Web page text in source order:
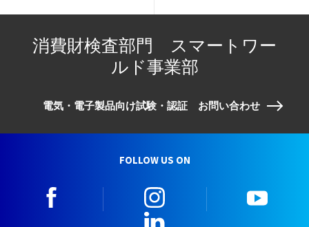
消費財検査部門 スマートワー
ルド事業部
電気・電子製品向け試験・認証 お問い合わせ
FOLLOW US ON